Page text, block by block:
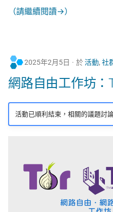
（請繼續閱讀→）
2025年2月5日 於活動, 社
網路自由工作坊：
活動已順利結束，相關的議題討